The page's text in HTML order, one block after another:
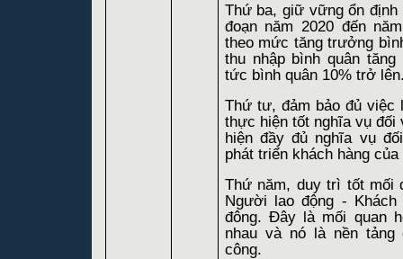
Thứ ba, giữ vững ổn
đoạn năm 2020 đến
theo mức tăng trưởng
thu nhập bình quân
tức bình quân 10% trở
Thứ tư, đảm bảo đủ việc
thực hiện tốt nghĩa vụ
hiện đầy đủ nghĩa vụ
phát triển khách hàng của
Thứ năm, duy trì tốt mối
Người lao động -
đông. Đây là mối quan
nhau và nó là nền
công.